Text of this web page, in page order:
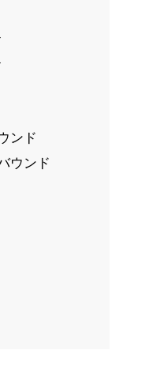
ンド
ウンド